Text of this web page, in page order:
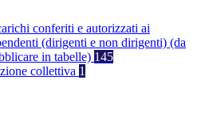
conferiti e autorizzati ai
(dirigenti e non dirigenti) (da
in tabelle) 145
collettiva 1